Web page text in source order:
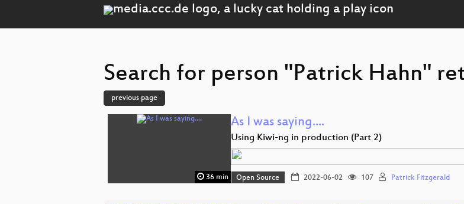
Search for person "Patrick Hahn"
previous page
36 min
As I was saying....
Using Kiwi-ng in production (Part 2)
Open Source 2022-06-02 107 Patrick Fitzgerald